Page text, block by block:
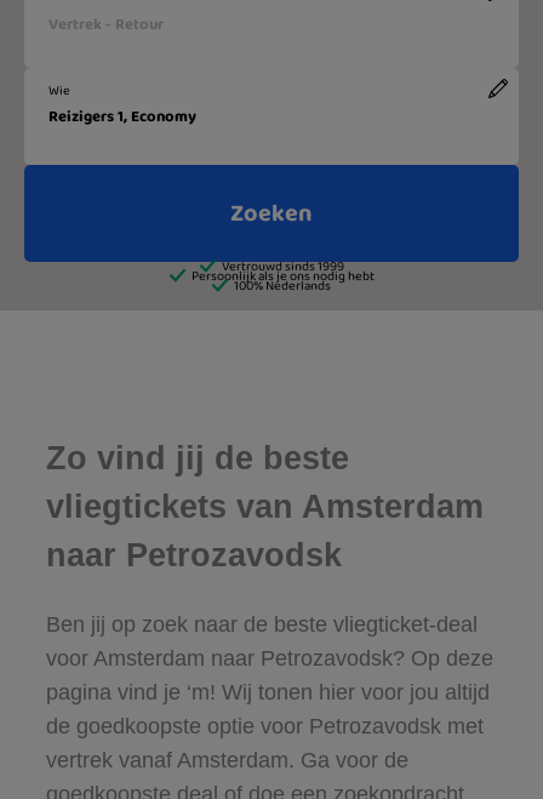
Zo vind jij de beste
vliegtickets van Amsterdam
naar Petrozavodsk
Ben jij op zoek naar de beste vliegticket-deal
voor Amsterdam naar Petrozavodsk? Op deze
pagina vind je ‘m! Wij tonen hier voor jou altijd
de goedkoopste optie voor Petrozavodsk met
vertrek vanaf Amsterdam. Ga voor de
goedkoopste deal of doe een zoekopdracht